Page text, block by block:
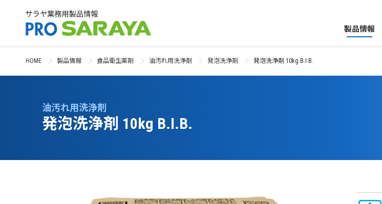
製品情報
HOME 製品情報 食品衛生薬剤 油汚れ用洗浄剤 発泡洗浄剤 発泡洗浄剤 10kg B.I.B.
油汚れ用洗浄剤
発泡洗浄剤 10kg B.I.B.